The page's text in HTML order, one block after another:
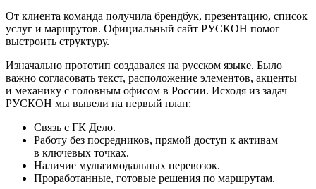
От клиента команда получила брендбук, презентацию, список
услуг и маршрутов. Официальный сайт РУСКОН помог
выстроить структуру.
Изначально прототип создавался на русском языке. Было
важно согласовать текст, расположение элементов, акценты
и механику с головным офисом в России. Исходя из задач
РУСКОН мы вывели на первый план:
Связь с ГК Дело.
Работу без посредников, прямой доступ к активам
в ключевых точках.
Наличие мультимодальных перевозок.
Проработанные, готовые решения по маршрутам.